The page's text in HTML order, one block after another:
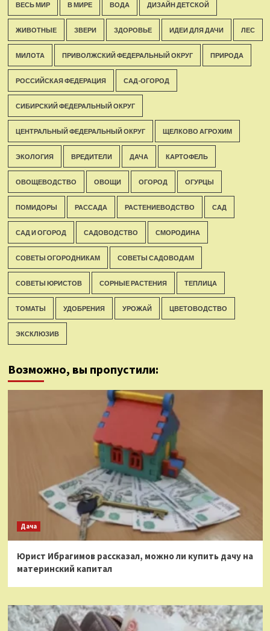
ВЕСЬ МИР В МИРЕ ВОДА ДИЗАЙН ДЕТСКОЙ
ЖИВОТНЫЕ ЗВЕРИ ЗДОРОВЬЕ ИДЕИ ДЛЯ ДАЧИ ЛЕС
МИЛОТА ПРИВОЛЖСКИЙ ФЕДЕРАЛЬНЫЙ ОКРУГ ПРИРОДА
РОССИЙСКАЯ ФЕДЕРАЦИЯ САД-ОГОРОД
СИБИРСКИЙ ФЕДЕРАЛЬНЫЙ ОКРУГ
ЦЕНТРАЛЬНЫЙ ФЕДЕРАЛЬНЫЙ ОКРУГ ЩЕЛКОВО АГРОХИМ
ЭКОЛОГИЯ ВРЕДИТЕЛИ ДАЧА КАРТОФЕЛЬ
ОВОЩЕВОДСТВО ОВОЩИ ОГОРОД ОГУРЦЫ
ПОМИДОРЫ РАССАДА РАСТЕНИЕВОДСТВО САД
САД И ОГОРОД САДОВОДСТВО СМОРОДИНА
СОВЕТЫ ОГОРОДНИКАМ СОВЕТЫ САДОВОДАМ
СОВЕТЫ ЮРИСТОВ СОРНЫЕ РАСТЕНИЯ ТЕПЛИЦА
ТОМАТЫ УДОБРЕНИЯ УРОЖАЙ ЦВЕТОВОДСТВО
ЭКСКЛЮЗИВ
Возможно, вы пропустили:
Дача
Юрист Ибрагимов рассказал, можно ли купить дачу на
материнский капитал